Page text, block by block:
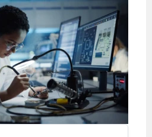
Çorum
Denizli
Diyarbakır
Edirne
Elazığ